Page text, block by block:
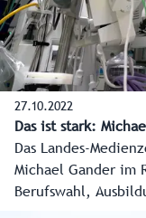
27.10.2022
Das ist stark:
Das Landes-
Michael Gander im
Berufswahl,